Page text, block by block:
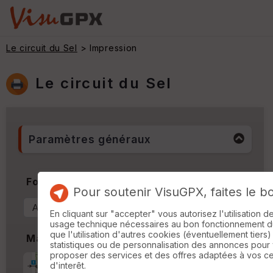
Le circuit du Sel > Impression
Le circuit du Sel
Paramètres généraux
Format & Orientation
Marges
Pour soutenir VisuGPX, faites le
En cliquant sur "accepter" vous autorisez l'utilisation
usage technique nécessaires au bon fonctionnement
que l'utilisation d'autres cookies (éventuellement
statistiques ou de personnalisation des annonces pour
proposer des services et des offres adaptées à vos
d'interêt.